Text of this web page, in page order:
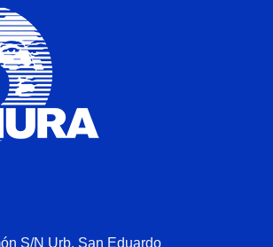
S/N Urb. San Eduardo